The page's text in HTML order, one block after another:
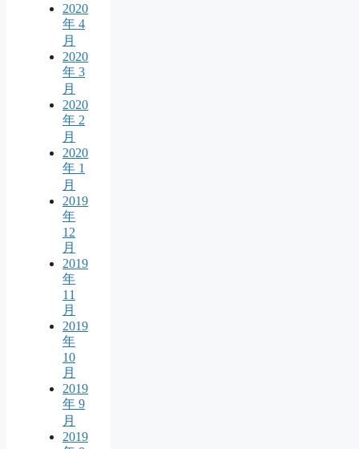
2020
年 4
月
2020
年 3
月
2020
年 2
月
2020
年 1
月
2019
年
12
月
2019
年
11
月
2019
年
10
月
2019
年 9
月
2019